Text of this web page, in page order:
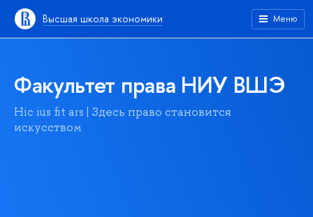
Высшая школа экономики Меню
Факультет права НИУ ВШЭ
Hic ius fit ars | Здесь право становится
искусством